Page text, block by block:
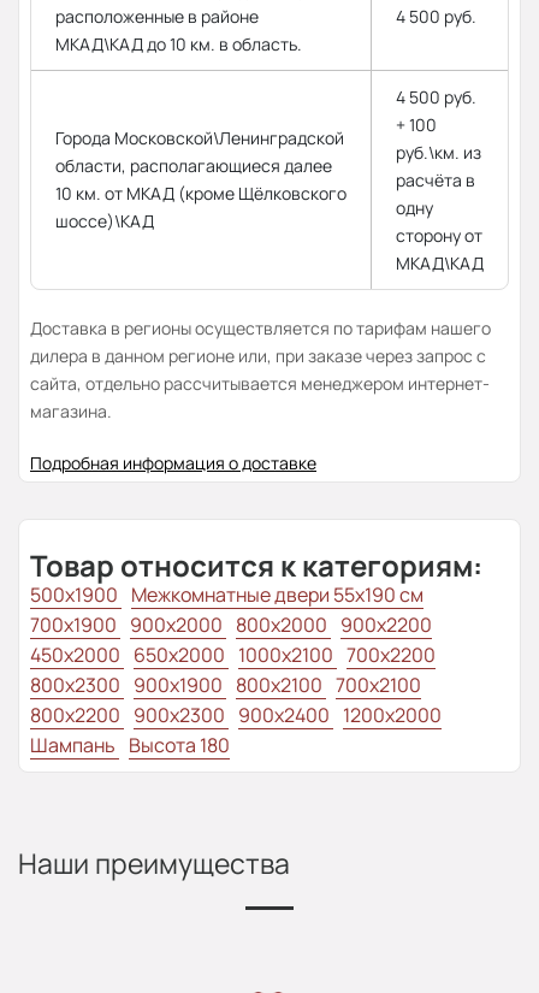
расположенные в районе
МКАД\КАД до 10 км. в область.
4 500 руб.
Города Московской\Ленинградской
области, располагающиеся далее
10 км. от МКАД (кроме Щёлковского
шоссе)\КАД
4 500 руб.
+ 100
руб.\км. из
расчёта в
одну
сторону от
МКАД\КАД
Доставка в регионы осуществляется по тарифам нашего
дилера в данном регионе или, при заказе через запрос с
сайта, отдельно рассчитывается менеджером интернет-
магазина.
Подробная информация о доставке
Товар относится к категориям:
500x1900 Межкомнатные двери 55х190 см
700x1900 900x2000 800x2000 900x2200
450x2000 650x2000 1000x2100 700x2200
800x2300 900x1900 800x2100 700x2100
800x2200 900x2300 900x2400 1200x2000
Шампань Высота 180
Наши преимущества